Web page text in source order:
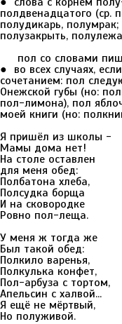
полдвенадцатого (ср.
полудикарь,
полузакрыть,
пол со словами
● во всех случаях,
сочетанием: пол
Онежской губы (но:
пол-лимона), пол
моей книги (но:
Я пришёл из школы -
Мамы дома нет!
На столе оставлен
для меня обед:
Полбатона хлеба,
Полсудка борща
И на сковородке
Ровно пол-леща.
У меня ж тогда же
Был такой обед:
Полкило варенья,
Полкулька конфет,
Пол-арбуза с тортом,
Апельсин с халвой...
Я ещё не мёртвый,
Но полуживой.